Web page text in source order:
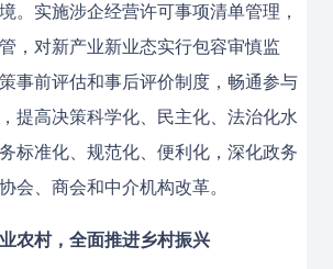
。实施涉企经营许可事项清单管理，
，对新产业新业态实行包容审慎监
事前评估和事后评价制度，畅通参与
提高决策科学化、民主化、法治化水
标准化、规范化、便利化，深化政务
会、商会和中介机构改革。
农村，全面推进乡村振兴